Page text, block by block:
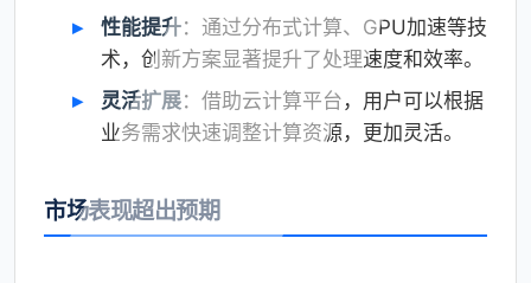
性能提升：通过分布式计算、GPU加速等技
术，创新方案显著提升了处理速度和效率。
灵活扩展：借助云计算平台，用户可以根据
业务需求快速调整计算资源，更加灵活。
市场表现超出预期